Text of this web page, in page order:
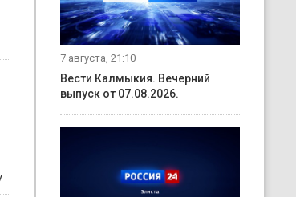
7 августа, 21:10
Вести Калмыкия. Вечерний
выпуск от 07.08.2026.